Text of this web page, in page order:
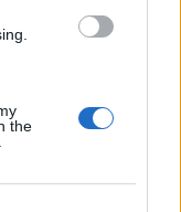
the